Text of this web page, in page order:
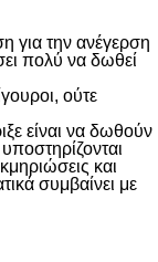
για την ανέγερση
πολύ να δωθεί
ούτε
είναι να δωθούν
και
συμβαίνει με